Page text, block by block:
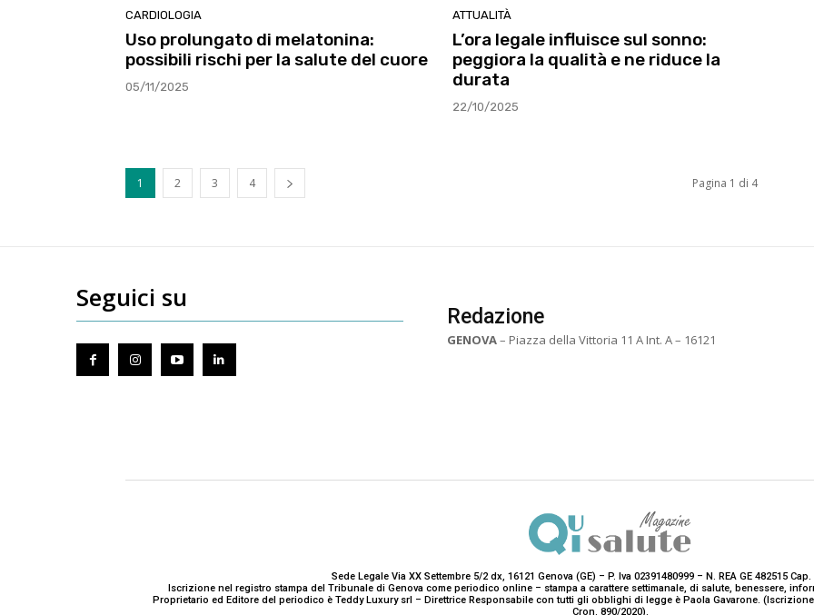
CARDIOLOGIA
Uso prolungato di melatonina:
possibili rischi per la salute del cuore
05/11/2025
ATTUALITÀ
L’ora legale influisce sul sonno:
peggiora la qualità e ne riduce la
durata
22/10/2025
1 2 3 4 Pagina 1 di 4
Seguici su
Redazione
GENOVA– Piazza della Vittoria 11 A Int. A – 16121
Sede Legale Via XX Settembre 5/2 dx, 16121 Genova (GE) – P. Iva 02391480999 – N. REA GE 482515
Iscrizione nel registro stampa del Tribunale di Genova come periodico online – stampa a carattere settimanale, di salute, benessere,
Proprietario ed Editore del periodico è Teddy Luxury srl – Direttrice Responsabile con tutti gli obblighi di legge è Paola Gavarone. (Iscrizione
Cron. 890/2020).